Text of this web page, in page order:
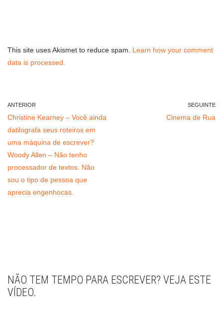
This site uses Akismet to reduce spam. Learn how your comment
data is processed.
ANTERIOR
Christine Kearney – Você ainda
datilografa seus roteiros em
uma máquina de escrever?
Woody Allen – Não tenho
processador de textos. Não
sou o tipo de pessoa que
aprecia engenhocas.
SEGUINTE
Cinema de Rua
NÃO TEM TEMPO PARA ESCREVER? VEJA ESTE
VÍDEO.